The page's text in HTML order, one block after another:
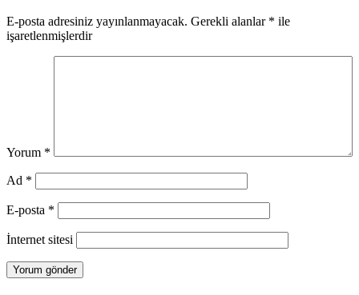
E-posta adresiniz yayınlanmayacak. Gerekli alanlar * ile
işaretlenmişlerdir
Yorum *
Ad *
E-posta *
İnternet sitesi